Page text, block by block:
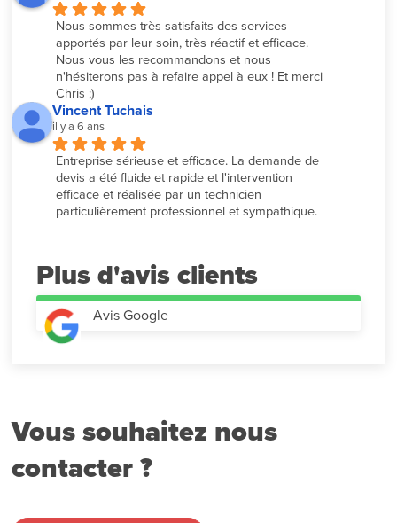
Nous sommes très satisfaits des services
apportés par leur soin, très réactif et efficace.
Nous vous les recommandons et nous
n'hésiterons pas à refaire appel à eux ! Et merci
Chris ;)
Vincent Tuchais
il y a 6 ans
Entreprise sérieuse et efficace. La demande de
devis a été fluide et rapide et l'intervention
efficace et réalisée par un technicien
particulièrement professionnel et sympathique.
Plus d'avis
Avis Google
Vous souhaitez nous
contacter ?